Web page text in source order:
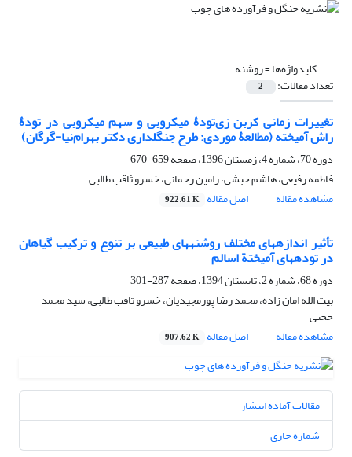
کلیدواژه‌ها =روشنه
تعداد مقالات: 2
تغییرات زمانی کربن زی‌تودۀ میکروبی و سهم میکروبی در تودۀ
راش آمیخته (مطالعۀ موردی: طرح جنگلداری دکتر بهرام‌نیا-گرگان)
دوره 70، شماره 4، زمستان 1396، صفحه
659-670
فاطمه رفیعی، هاشم حبشی، رامین رحمانی، خسرو ثاقب طالبی
مشاهده مقاله
اصل مقاله 922.61 K
تأثیر اندازه‏های مختلف روشنه‏های طبیعی بر تنوع و ترکیب گیاهان
در توده‏های آمیختة اسالم
دوره 68، شماره 2، تابستان 1394، صفحه
287-301
بیت الله امان زاده، محمد رضا پورمجیدیان، خسرو ثاقب طالبی، سید محمد
حجتی
مشاهده مقاله
اصل مقاله 907.62 K
مقالات آماده انتشار
شماره جاری